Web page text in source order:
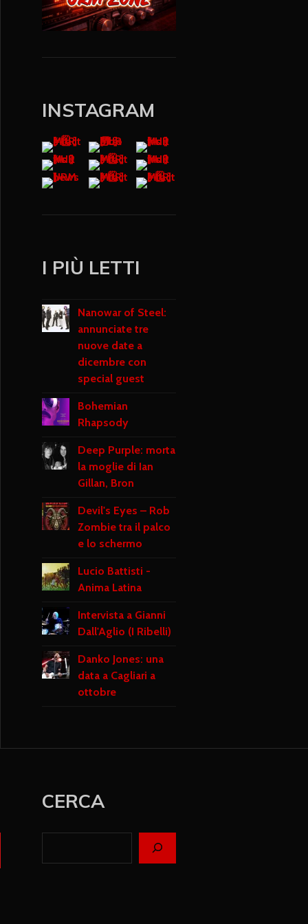
INSTAGRAM
I PIÙ LETTI
Nanowar of Steel:
annunciate tre
nuove date a
dicembre con
special guest
Bohemian
Rhapsody
Deep Purple: morta
la moglie di Ian
Gillan, Bron
Devil's Eyes – Rob
Zombie tra il palco
e lo schermo
Lucio Battisti -
Anima Latina
Intervista a Gianni
Dall'Aglio (I Ribelli)
Danko Jones: una
data a Cagliari a
ottobre
CERCA